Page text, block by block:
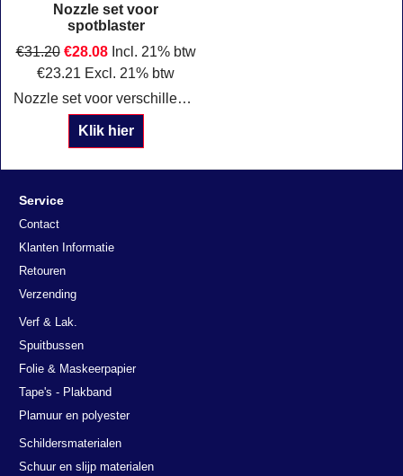
Nozzle set voor
spotblaster
€31.20 €28.08 Incl. 21% btw
€23.21 Excl. 21% btw
Nozzle set voor verschillende toepassingen, te gebruiken met de Airtec Spotblaster 87003060. Per set van 4 stuks.
Klik hier
Service
Contact
Klanten Informatie
Retouren
Verzending
Verf & Lak.
Spuitbussen
Folie & Maskeerpapier
Tape's - Plakband
Plamuur en polyester
Schildersmaterialen
Schuur en slijp materialen